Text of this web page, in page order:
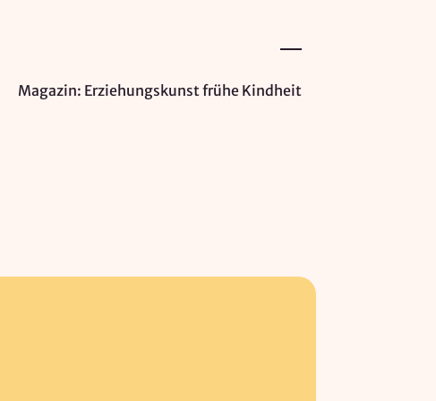
Magazin: Erziehungskunst frühe Kindheit